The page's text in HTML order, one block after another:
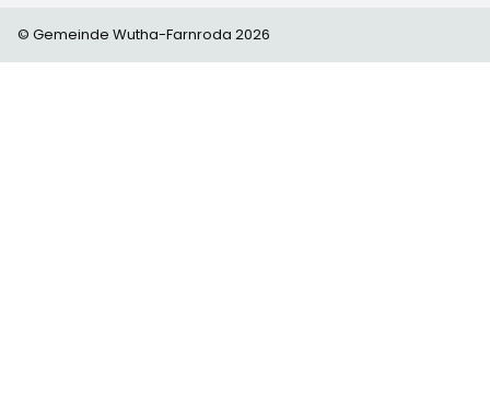
© Gemeinde Wutha-Farnroda 2026